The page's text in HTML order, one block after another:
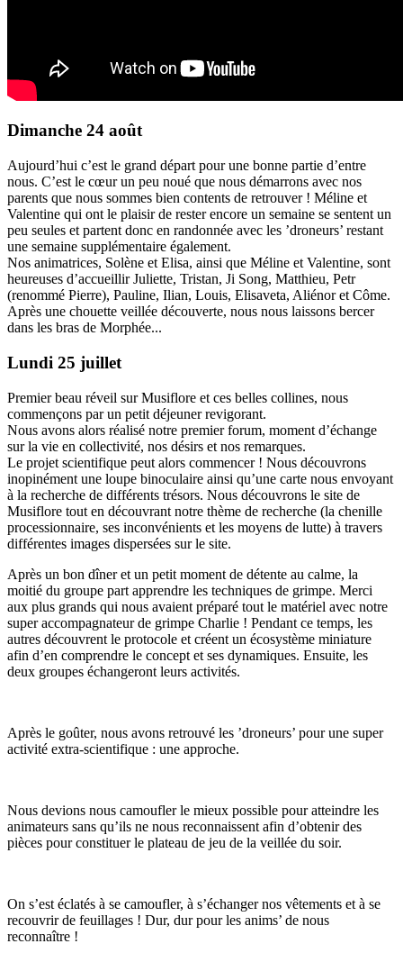
Dimanche 24 août
Aujourd’hui c’est le grand départ pour une bonne partie d’entre
nous. C’est le cœur un peu noué que nous démarrons avec nos
parents que nous sommes bien contents de retrouver ! Méline et
Valentine qui ont le plaisir de rester encore un semaine se sentent un
peu seules et partent donc en randonnée avec les ’droneurs’ restant
une semaine supplémentaire également.
Nos animatrices, Solène et Elisa, ainsi que Méline et Valentine, sont
heureuses d’accueillir Juliette, Tristan, Ji Song, Matthieu, Petr
(renommé Pierre), Pauline, Ilian, Louis, Elisaveta, Aliénor et Côme.
Après une chouette veillée découverte, nous nous laissons bercer
dans les bras de Morphée...
Lundi 25 juillet
Premier beau réveil sur Musiflore et ces belles collines, nous
commençons par un petit déjeuner revigorant.
Nous avons alors réalisé notre premier forum, moment d’échange
sur la vie en collectivité, nos désirs et nos remarques.
Le projet scientifique peut alors commencer ! Nous découvrons
inopinément une loupe binoculaire ainsi qu’une carte nous envoyant
à la recherche de différents trésors. Nous découvrons le site de
Musiflore tout en découvrant notre thème de recherche (la chenille
processionnaire, ses inconvénients et les moyens de lutte) à travers
différentes images dispersées sur le site.
Après un bon dîner et un petit moment de détente au calme, la
moitié du groupe part apprendre les techniques de grimpe. Merci
aux plus grands qui nous avaient préparé tout le matériel avec notre
super accompagnateur de grimpe Charlie ! Pendant ce temps, les
autres découvrent le protocole et créent un écosystème miniature
afin d’en comprendre le concept et ses dynamiques. Ensuite, les
deux groupes échangeront leurs activités.
Après le goûter, nous avons retrouvé les ’droneurs’ pour une super
activité extra-scientifique : une approche.
Nous devions nous camoufler le mieux possible pour atteindre les
animateurs sans qu’ils ne nous reconnaissent afin d’obtenir des
pièces pour constituer le plateau de jeu de la veillée du soir.
On s’est éclatés à se camoufler, à s’échanger nos vêtements et à se
recouvrir de feuillages ! Dur, dur pour les anims’ de nous
reconnaître !